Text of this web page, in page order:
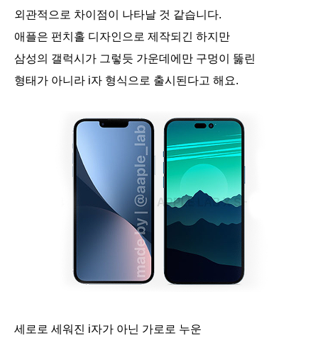
외관적으로 차이점이 나타날 것 같습니다.
애플은 펀치홀 디자인으로 제작되긴 하지만
삼성의 갤럭시가 그렇듯 가운데에만 구멍이 뚫린
형태가 아니라 i자 형식으로 출시된다고 해요.
세로로 세워진 i자가 아닌 가로로 누운